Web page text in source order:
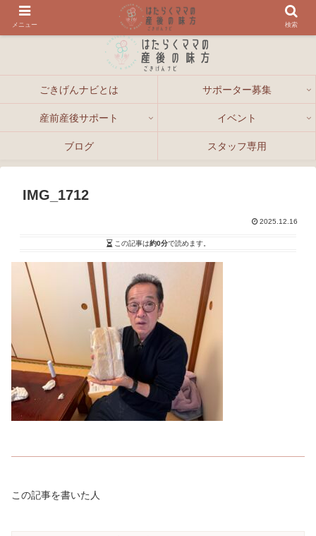
ごきげんナビとは サポーター募集
産前産後サポート イベント
ブログ スタッフ専用
IMG_1712
2025.12.16
この記事は約0分で読めます。
この記事を書いた人
メニュー 検索